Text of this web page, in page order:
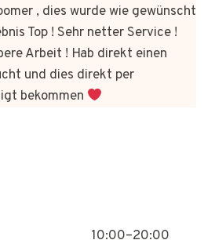
, dies wurde wie gewünscht
Top ! Sehr netter Service !
Arbeit ! Hab direkt einen
und dies direkt per
bekommen
10:00–20:00